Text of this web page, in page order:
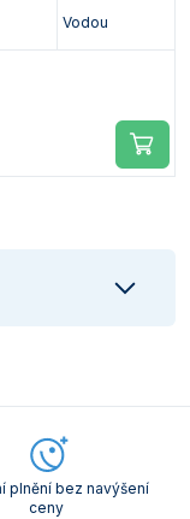
Vodou
plnění bez navýšení
ceny